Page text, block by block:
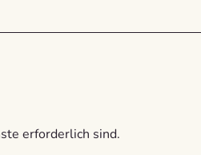
erforderlich sind.